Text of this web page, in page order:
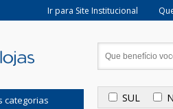
Ir para Site Institucional
SUL
categorias